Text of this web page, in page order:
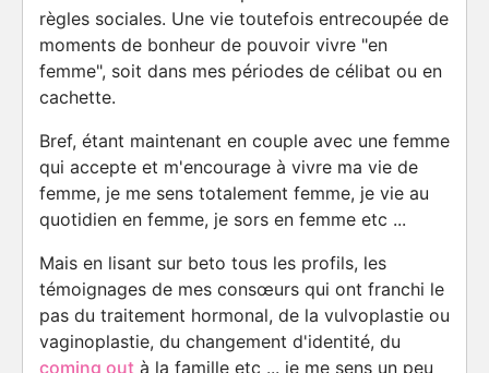
règles sociales. Une vie toutefois entrecoupée de
moments de bonheur de pouvoir vivre "en
femme", soit dans mes périodes de célibat ou en
cachette.
Bref, étant maintenant en couple avec une femme
qui accepte et m'encourage à vivre ma vie de
femme, je me sens totalement femme, je vie au
quotidien en femme, je sors en femme etc ...
Mais en lisant sur beto tous les profils, les
témoignages de mes consœurs qui ont franchi le
pas du traitement hormonal, de la vulvoplastie ou
vaginoplastie, du changement d'identité, du
coming out à la famille etc ... je me sens un peu